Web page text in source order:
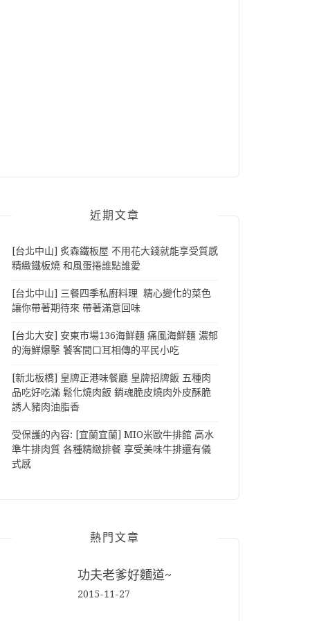
近期文章
[台北中山] 炙森鐵板屋 不用花大錢就能享受質感
精緻鐵板燒 和風蛋捲誰點誰愛
[台北中山] 三餐四季私廚料理 精心變化的菜色
讓你帶著期待來 帶著滿意回味
[台北大安] 安東市場136海鮮麵 痛風海鮮麵 濃郁
的海鮮爆擊 饕客間口耳相傳的平民小吃
[新北板橋] 皇牌正港味餐廳 皇牌招牌飯 五種肉
品吃好吃滿 鬆化燒肉飯 銷魂脆皮燒肉外皮酥脆
誘人豬肉油脂香
受保護的內容: [宜蘭宜蘭] MIO米歐牛排館 高水
準牛排肉質 各種精緻排餐 享受美味牛排還有儀
式感
熱門文章
功夫老爹好麵道~
2015-11-27